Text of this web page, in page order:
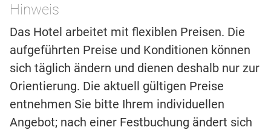
Hinweis
Das Hotel arbeitet mit flexiblen Preisen. Die
aufgeführten Preise und Konditionen können
sich täglich ändern und dienen deshalb nur zur
Orientierung. Die aktuell gültigen Preise
entnehmen Sie bitte Ihrem individuellen
Angebot; nach einer Festbuchung ändert sich